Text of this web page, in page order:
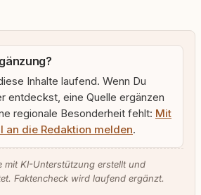
Inhalte laufend. Wenn Du
entdeckst, eine Quelle ergänzen
regionale Besonderheit fehlt: Mit
an die Redaktion melden.
mit KI-Unterstützung erstellt und
Faktencheck wird laufend ergänzt.